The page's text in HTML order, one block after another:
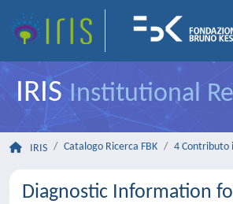
IRISInstitutional
IRIS Catalogo Ricerca FBK 4 Contributo
Diagnostic Information